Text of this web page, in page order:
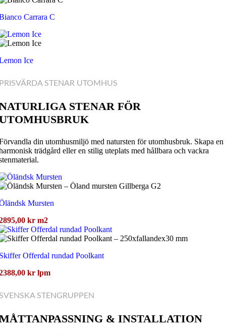
Carrara C
Ice
STENAR UTOMHUS
STENAR FÖR
din utomhusmiljö med natursten för utomhusbruk. Skapa en
trädgård eller en stilig uteplats med hållbara och vackra
Mursten
kr m2
Offerdal rundad Poolkant
kr lpm
STENGRUPPEN
& INSTALLATION